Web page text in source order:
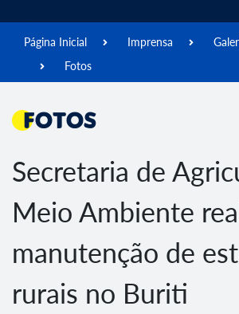
Página Inicial Imprensa
Fotos
Fotos
Secretaria de
Meio Ambiente
manutenção de
rurais no Buriti